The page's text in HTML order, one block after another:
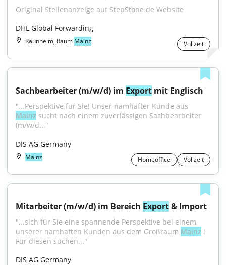
Original Stellenanzeige auf StepStone.de Website
DHL Global Forwarding
Raunheim, Raum Mainz Vollzeit
Sachbearbeiter (m/w/d) im Export mit Englisch
Mainz sucht nach einem zuverlässigen Sachbearbeiter
(m/w/d..."
DIS AG Germany
Mainz Homeoffice Vollzeit
Mitarbeiter (m/w/d) im Bereich Export & Import
"...sich für Sie eine spannende Perspektive bei einem
unserer namhaften Kunden aus dem Großraum Mainz !
Für diesen suchen..."
DIS AG Germany